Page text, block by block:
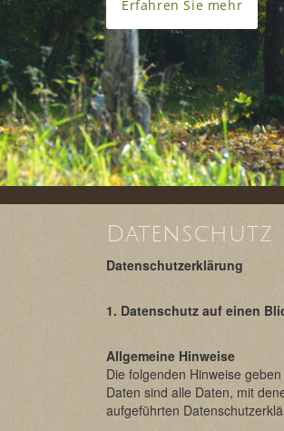
Erfahren Sie mehr
Datenschutz
Datenschutzerklärung
1. Datenschutz auf einen
Allgemeine Hinweise
Die folgenden Hinweise
Daten sind alle Daten, mit
aufgeführten